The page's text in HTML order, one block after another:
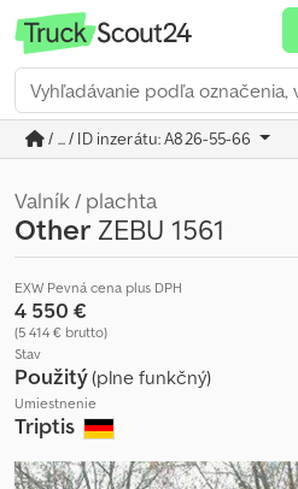
/ ... / ID inzerátu: A826-55-66
Valník / plachta
Other ZEBU 1561
EXW Pevná cena plus DPH
4 550 €
(5 414 € brutto)
Stav
Použitý(plne funkčný)
Umiestnenie
Triptis